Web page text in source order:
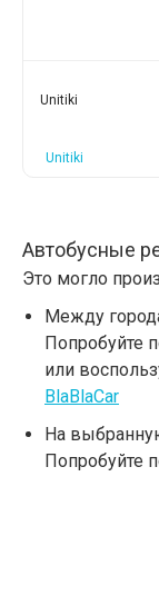
Unitiki
Unitiki
Автобусные
Это могло
Между
Попробуйте
или
BlaBlaCar
На
Попробуйте